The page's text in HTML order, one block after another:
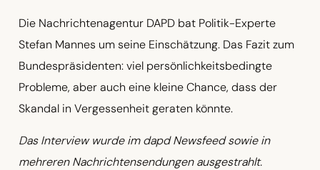
Die Nachrichtenagentur DAPD bat Politik-Experte
Stefan Mannes um seine Einschätzung. Das Fazit zum
Bundespräsidenten: viel persönlichkeitsbedingte
Probleme, aber auch eine kleine Chance, dass der
Skandal in Vergessenheit geraten könnte.
Das Interview wurde im dapd Newsfeed sowie in
mehreren Nachrichtensendungen ausgestrahlt.